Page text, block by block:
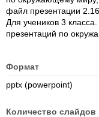
файл презентации
Для учеников 3
презентаций по
Формат
pptx (powerpoint)
Количество слайдов